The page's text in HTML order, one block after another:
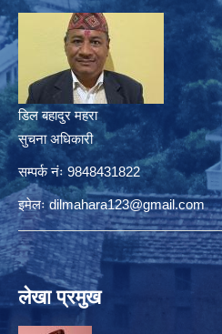
डिल बहादुर महरा
सुचना अधिकारी
सम्पर्क नंः 9848431822
इमेलःdilmahara123@gmail.com
लेखा प्रमुख